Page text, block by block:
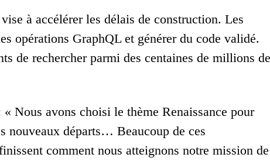
à accélérer les délais de construction. Les
opérations GraphQL et générer du code validé.
de rechercher parmi des centaines de millions
Nous avons choisi le thème Renaissance pour
nouveaux départs… Beaucoup de ces
comment nous atteignons notre mission de